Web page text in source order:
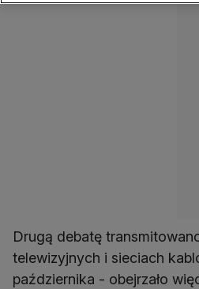
Drugą debatę
telewizyjnych i sieciach
października - obejrzało